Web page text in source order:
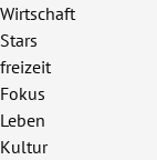
Wirtschaft
Stars
freizeit
Fokus
Leben
Kultur